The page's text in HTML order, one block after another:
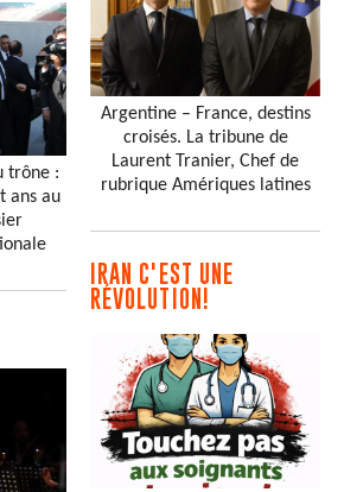
trône :
ans au
Argentine – France, destins
croisés. La tribune de
Laurent Tranier, Chef de
rubrique Amériques latines
IRAN C'EST UNE
RÉVOLUTION!